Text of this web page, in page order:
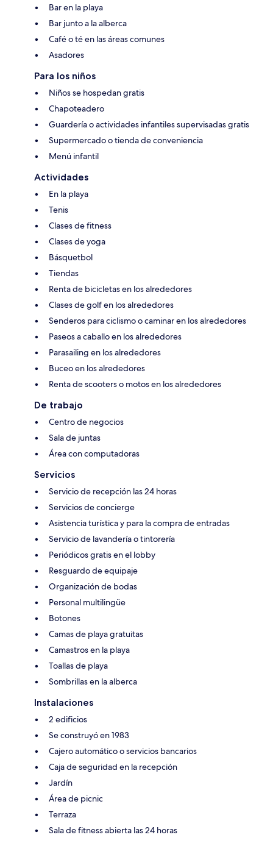
Bar en la playa
Bar junto a la alberca
Café o té en las áreas comunes
Asadores
Para los niños
Niños se hospedan gratis
Chapoteadero
Guardería o actividades infantiles supervisadas gratis
Supermercado o tienda de conveniencia
Menú infantil
Actividades
En la playa
Tenis
Clases de fitness
Clases de yoga
Básquetbol
Tiendas
Renta de bicicletas en los alrededores
Clases de golf en los alrededores
Senderos para ciclismo o caminar en los alrededores
Paseos a caballo en los alrededores
Parasailing en los alrededores
Buceo en los alrededores
Renta de scooters o motos en los alrededores
De trabajo
Centro de negocios
Sala de juntas
Área con computadoras
Servicios
Servicio de recepción las 24 horas
Servicios de concierge
Asistencia turística y para la compra de entradas
Servicio de lavandería o tintorería
Periódicos gratis en el lobby
Resguardo de equipaje
Organización de bodas
Personal multilingüe
Botones
Camas de playa gratuitas
Camastros en la playa
Toallas de playa
Sombrillas en la alberca
Instalaciones
2 edificios
Se construyó en 1983
Cajero automático o servicios bancarios
Caja de seguridad en la recepción
Jardín
Área de picnic
Terraza
Sala de fitness abierta las 24 horas